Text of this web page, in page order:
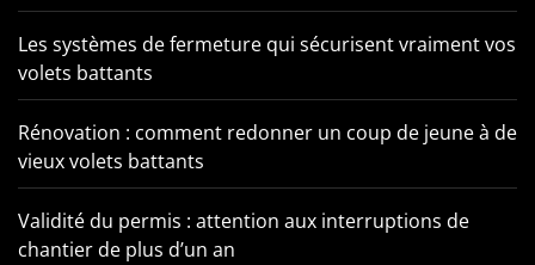
Les systèmes de fermeture qui sécurisent vraiment vos
volets battants
Rénovation : comment redonner un coup de jeune à de
vieux volets battants
Validité du permis : attention aux interruptions de
chantier de plus d’un an